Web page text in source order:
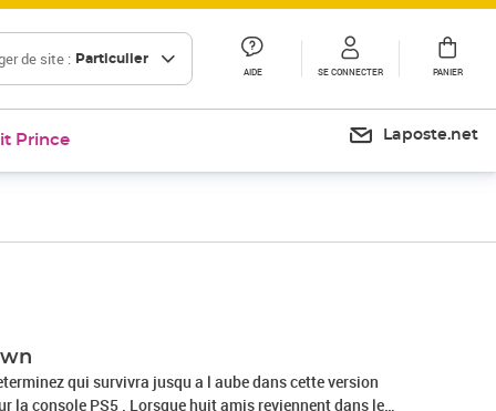
de site : Particulier
AIDE SE CONNECTER PANIER
Prince Laposte.net
qui survivra jusqu a l aube dans cette version
la console PS5 . Lorsque huit amis reviennent dans le